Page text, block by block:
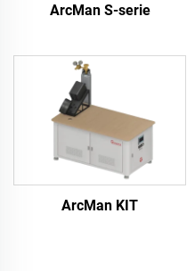
ArcMan S-serie
ArcMan KIT